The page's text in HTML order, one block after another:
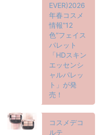
EVER)2026
年春コスメ
情報”12
色”フェイス
パレット
「HDスキン
エッセンシ
ャルパレッ
ト」が発
売！
コスメデコ
ルテ